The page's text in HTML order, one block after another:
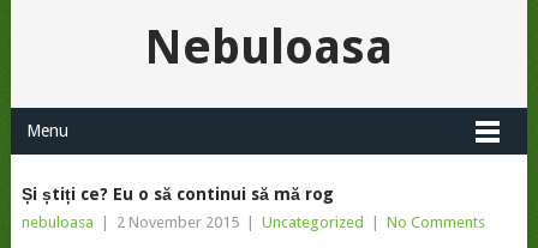
Nebuloasa
Menu
Și știți ce? Eu o să continui să mă rog
nebuloasa 2 November 2015 Uncategorized No Comments